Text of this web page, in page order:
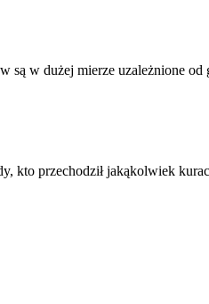
w dużej mierze uzależnione
kto przechodził jakąkolwiek